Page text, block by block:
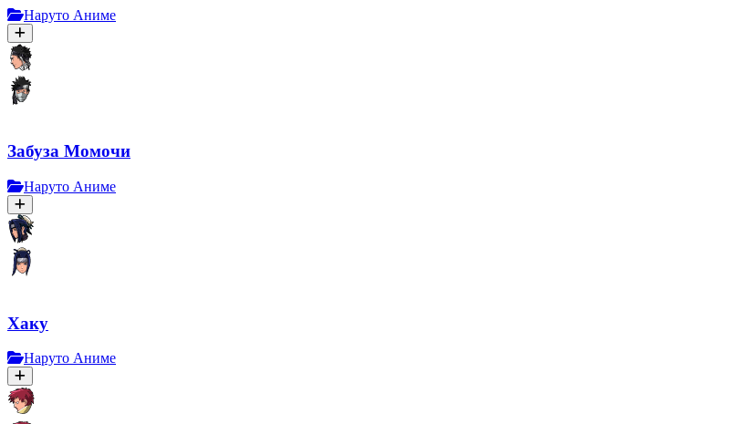
Наруто Аниме
Забуза Момочи
Наруто Аниме
Хаку
Наруто Аниме